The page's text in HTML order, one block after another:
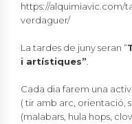
https://alquimiavic.com/
verdaguer/
La tardes de juny seran “
i artístiques”.
Cada dia farem una
( tir amb arc, orientació,
(malabars, hula hops,